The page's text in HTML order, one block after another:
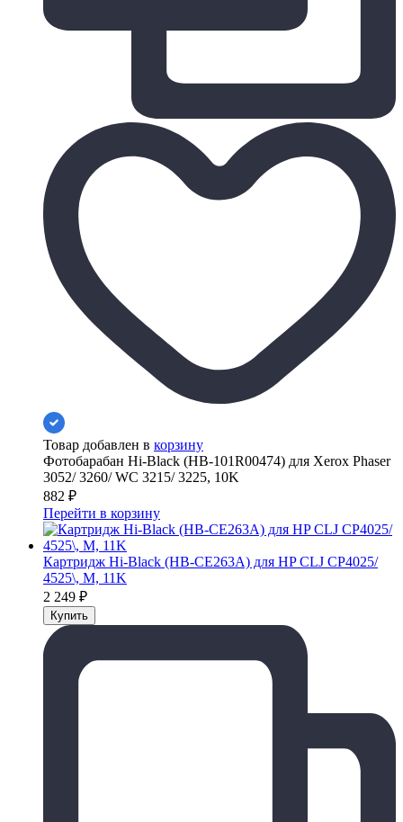
Товар добавлен в корзину
Фотобарабан Hi-Black (HB-101R00474) для Xerox Phaser
3052/ 3260/ WC 3215/ 3225, 10K
882 ₽
Перейти в корзину
Картридж Hi-Black (HB-CE263A) для HP CLJ CP4025/
4525\, M, 11K
2 249 ₽